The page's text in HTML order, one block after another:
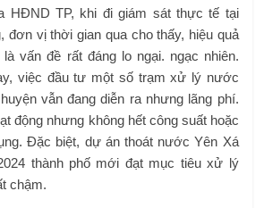
HĐND TP, khi đi giám sát thực tế tại
đơn vị thời gian qua cho thấy, hiệu quả
vấn đề rất đáng lo ngại. ngạc nhiên.
việc đầu tư một số trạm xử lý nước
vẫn đang diễn ra nhưng lãng phí.
động nhưng không hết công suất hoặc
Đặc biệt, dự án thoát nước Yên Xá
thành phố mới đạt mục tiêu xử lý
chậm.